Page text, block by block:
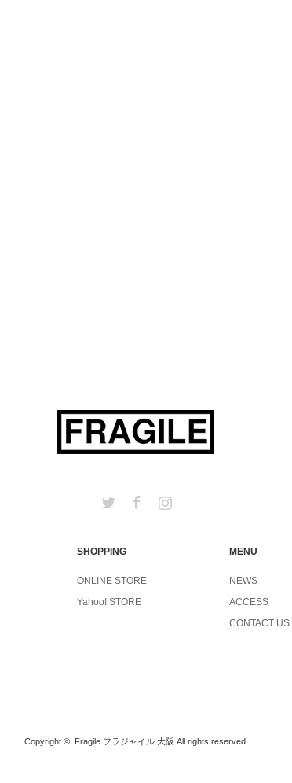
Twitter Facebook
SHOPPING
ONLINE STORE
Yahoo! STORE
MENU
NEWS
ACCESS
CONTACT US
Copyright © Fragile フラジャイル 大阪 All rights reserved.